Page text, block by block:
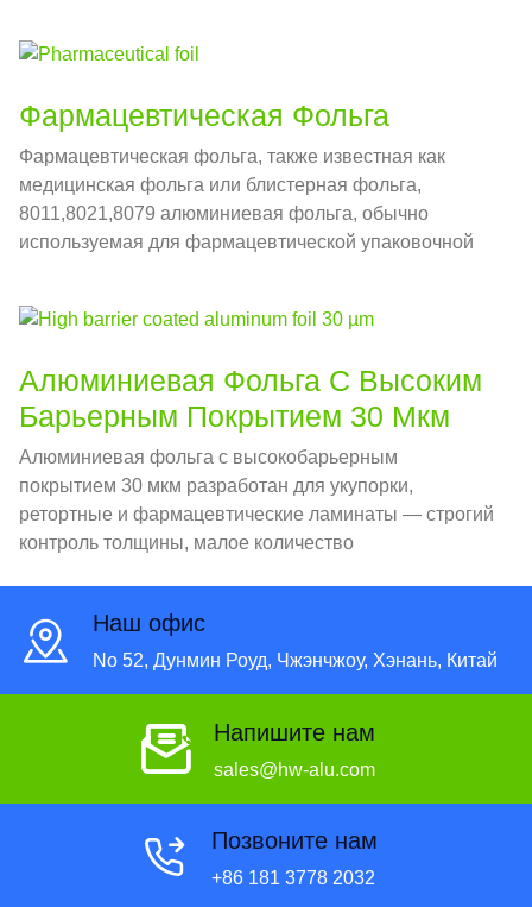
Фармацевтическая Фольга
Фармацевтическая фольга, также известная как
медицинская фольга или блистерная фольга,
8011,8021,8079 алюминиевая фольга, обычно
используемая для фармацевтической упаковочной
Алюминиевая Фольга С Высоким
Барьерным Покрытием 30 Мкм
Алюминиевая фольга с высокобарьерным
покрытием 30 мкм разработан для укупорки,
ретортные и фармацевтические ламинаты — строгий
контроль толщины, малое количество
преобразователей.
Наш офис
No 52, Дунмин Роуд, Чжэнчжоу, Хэнань, Китай
Напишите нам
sales@hw-alu.com
Позвоните нам
+86 181 3778 2032